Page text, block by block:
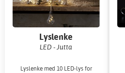
Lyslenke
LED - Jutta
Lyslenke med 10 LED-lys for